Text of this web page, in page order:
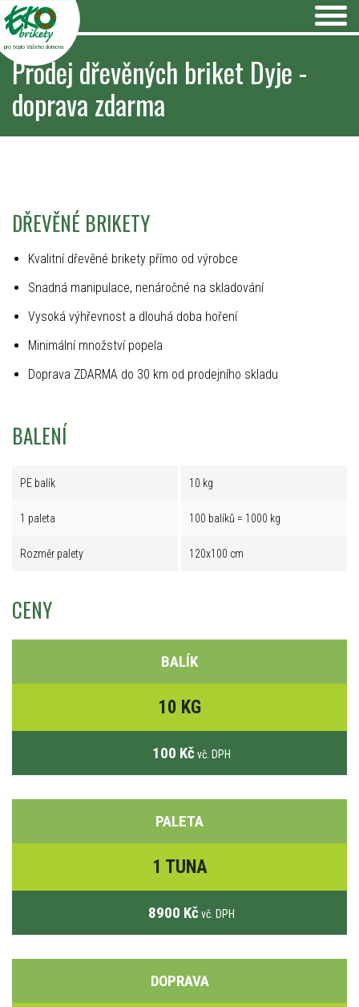
pro teplo Vašeho domova
Prodej dřevěných briket Dyje -
doprava zdarma
DŘEVĚNÉ BRIKETY
Kvalitní dřevěné brikety přímo od výrobce
Snadná manipulace, nenáročné na skladování
Vysoká výhřevnost a dlouhá doba hoření
Minimální množství popela
Doprava ZDARMA do 30 km od prodejního skladu
BALENÍ
PE balík 10 kg
1 paleta 100 balíků = 1000 kg
Rozměr palety 120x100 cm
CENY
BALÍK
10 KG
100 Kč vč. DPH
PALETA
1 TUNA
8900 Kč vč. DPH
DOPRAVA